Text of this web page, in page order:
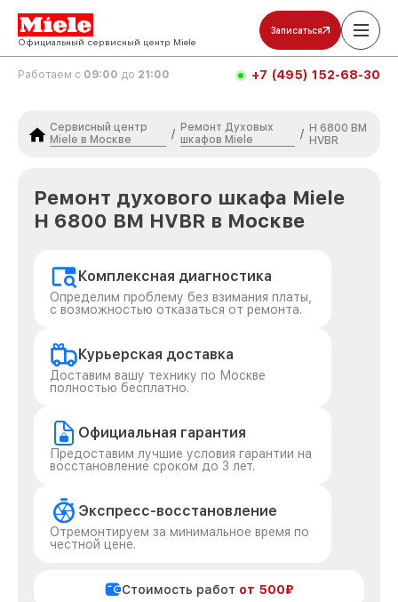
Официальный сервисный центр Miele
Записаться
Работаем с 09:00 до 21:00 +7 (495) 152-68-30
Сервисный центр
Miele в Москве
/
Ремонт Духовых
шкафов Miele
/ H 6800 BM
HVBR
Ремонт духового шкафа Miele
H 6800 BM HVBR в Москве
Комплексная диагностика
Определим проблему без взимания платы,
с возможностью отказаться от ремонта.
Курьерская доставка
Доставим вашу технику по Москве
полностью бесплатно.
Официальная гарантия
Предоставим лучшие условия гарантии на
восстановление сроком до 3 лет.
Экспресс-восстановление
Отремонтируем за минимальное время по
честной цене.
Стоимость работ от 500₽